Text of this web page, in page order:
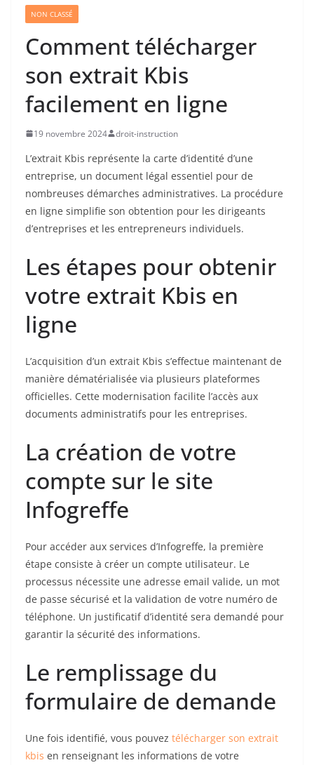
NON CLASSÉ
Comment télécharger
son extrait Kbis
facilement en ligne
19 novembre 2024 droit-instruction
L’extrait Kbis représente la carte d’identité d’une
entreprise, un document légal essentiel pour de
nombreuses démarches administratives. La procédure
en ligne simplifie son obtention pour les dirigeants
d’entreprises et les entrepreneurs individuels.
Les étapes pour obtenir
votre extrait Kbis en
ligne
L’acquisition d’un extrait Kbis s’effectue maintenant de
manière dématérialisée via plusieurs plateformes
officielles. Cette modernisation facilite l’accès aux
documents administratifs pour les entreprises.
La création de votre
compte sur le site
Infogreffe
Pour accéder aux services d’Infogreffe, la première
étape consiste à créer un compte utilisateur. Le
processus nécessite une adresse email valide, un mot
de passe sécurisé et la validation de votre numéro de
téléphone. Un justificatif d’identité sera demandé pour
garantir la sécurité des informations.
Le remplissage du
formulaire de demande
Une fois identifié, vous pouvez télécharger son extrait
kbis en renseignant les informations de votre